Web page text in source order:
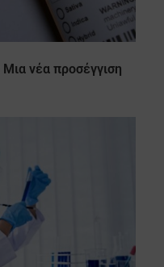
Μια νέα προσέγγιση